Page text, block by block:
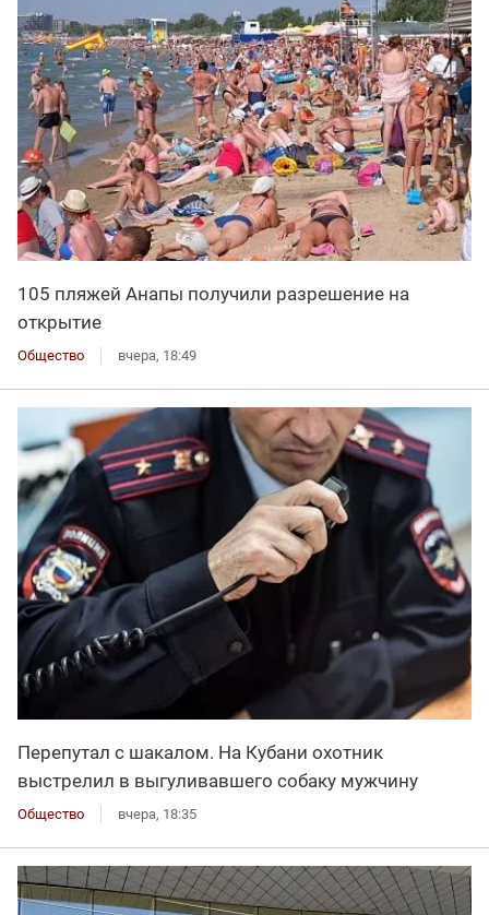
105 пляжей Анапы получили разрешение на
открытие
Общество вчера, 18:49
Перепутал с шакалом. На Кубани охотник
выстрелил в выгуливавшего собаку мужчину
Общество вчера, 18:35